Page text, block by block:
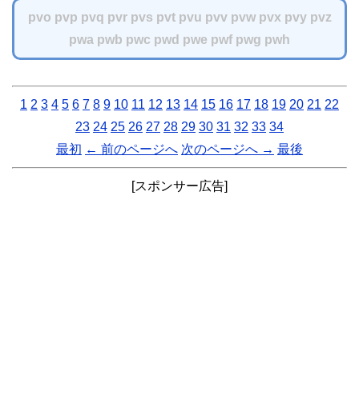
pvo pvp pvq pvr pvs pvt pvu pvv pvw pvx pvy pvz
pwa pwb pwc pwd pwe pwf pwg pwh
1 2 3 4 5 6 7 8 9 10 11 12 13 14 15 16 17 18 19 20 21 22
23 24 25 26 27 28 29 30 31 32 33 34
最初 ← 前のページへ 次のページへ → 最後
[スポンサー広告]